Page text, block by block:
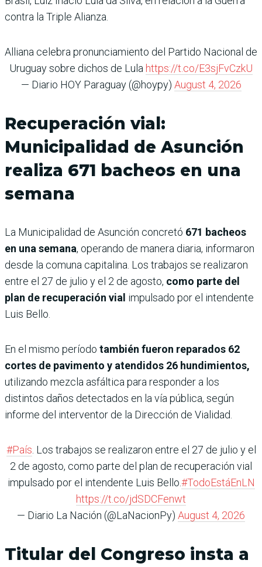
contra la Triple Alianza.
Alliana celebra pronunciamiento del Partido Nacional de
Uruguay sobre dichos de Lula https://t.co/E3sjFvCzkU
— Diario HOY Paraguay (@hoypy) August 4, 2026
Recuperación vial:
Municipalidad de Asunción
realiza 671 bacheos en una
semana
La Municipalidad de Asunción concretó 671 bacheos
en una semana, operando de manera diaria, informaron
desde la comuna capitalina. Los trabajos se realizaron
entre el 27 de julio y el 2 de agosto, como parte del
plan de recuperación vial impulsado por el intendente
Luis Bello.
En el mismo período también fueron reparados 62
cortes de pavimento y atendidos 26 hundimientos,
utilizando mezcla asfáltica para responder a los
distintos daños detectados en la vía pública, según
informe del interventor de la Dirección de Vialidad.
#País. Los trabajos se realizaron entre el 27 de julio y el
2 de agosto, como parte del plan de recuperación vial
impulsado por el intendente Luis Bello.#TodoEstáEnLN
https://t.co/jdSDCFenwt
— Diario La Nación (@LaNacionPy) August 4, 2026
Titular del Congreso insta a